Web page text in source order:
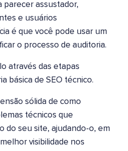
parecer assustador,
e usuários
é que você pode usar um
o processo de auditoria.
através das etapas
básica de SEO técnico.
sólida de como
técnicos que
do seu site, ajudando-o, em
visibilidade nos